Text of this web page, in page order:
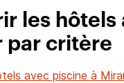
les hôtels
par critère
avec piscine à